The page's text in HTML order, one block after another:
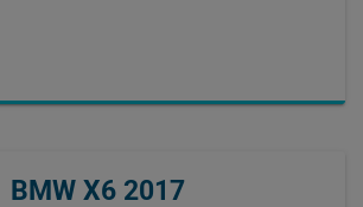
BMW X6 2017